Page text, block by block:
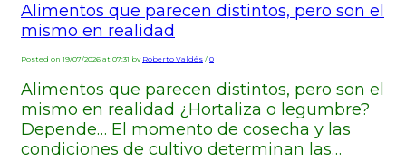
Alimentos que parecen distintos, pero son el
mismo en realidad
Posted on 19/07/2026 at 07:31 by Roberto Valdés / 0
Alimentos que parecen distintos, pero son el
mismo en realidad ¿Hortaliza o legumbre?
Depende… El momento de cosecha y las
condiciones de cultivo determinan las…